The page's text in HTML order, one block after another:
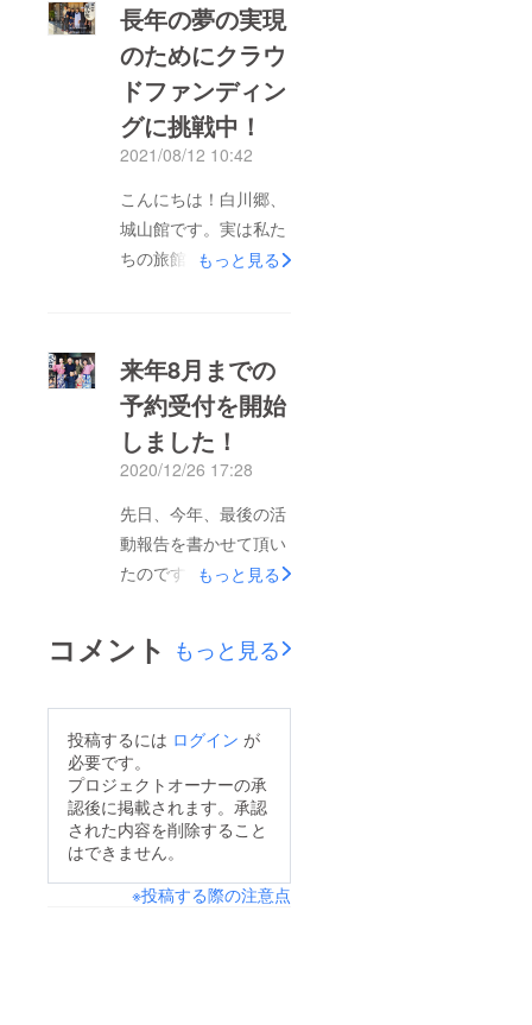
長年の夢の実現
のためにクラウ
ドファンディン
グに挑戦中！
2021/08/12 10:42
こんにちは！白川郷、
城山館です。実は私た
ちの旅館には、館内に
て以来、お風呂がない
宿でした。そのお風呂
を復活させるためのク
ラウドファンディング
す。このプロジェクト
の経緯や想いは、こち
らに全て書かせて頂き
だければ幸いです。
fire.jp/projects/view/25
0032皆々様には昨年
もたくさんのご支援を
いただきましたので、
「またよろしくお願い
します！」なんて、と
ても言えませんが、ひ
とりでも多くの方にこ
もっと見る
来年8月までの
予約受付を開始
しました！
2020/12/26 17:28
先日、今年、最後の活
動報告を書かせて頂い
たのですが、工事の日
いた、来年4月から8月
までの予約受付をなん
絡させて頂きます。特
に、当館のプロジェク
トで、宿泊券をお持ち
の方に必要な情報だと
いそぎのご連絡でし
もっと見る
コメント もっと見る
投稿するには ログイン が
必要です。
プロジェクトオーナーの承
認後に掲載されます。承認
された内容を削除すること
はできません。
※投稿する際の注意点